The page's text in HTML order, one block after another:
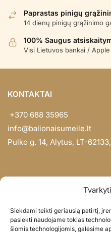
Siekdami teikti geriausią patirtį,
pasiekti naudojame tokias
šiomis technologijomis, galėsime
Paprastas pinigų
14 dienų pinigų grąžinimo
100% Saugus
Visi Lietuvos bankai / Apple
KONTAKTAI
+370 688 35965
info@balionaisumeile.lt
Pulko g. 14, Alytus, LT-
Didmena